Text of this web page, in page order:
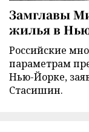
Замглавы
жилья в
Российские
параметрам
Нью-Йорке,
Стасишин.